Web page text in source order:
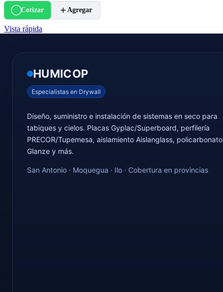
Cotizar Agregar
Vista rápida
HUMICOP
Especialistas en Drywall
Diseño, suministro e instalación de sistemas en seco para
tabiques y cielos. Placas Gyplac/Superboard, perfilería
PRECOR/Tupemesa, aislamiento Aislanglass, policarbonato
Glanze y más.
San Antonio · Moquegua · Ilo · Cobertura en provincias